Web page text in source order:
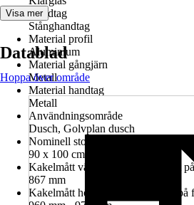
Handtag
Stånghandtag
Material profil
Aluminium
Material gångjärn
Metall
Material handtag
Metall
Användningsområde
Dusch, Golvplan dusch
Nominell storlek i cm
90 x 100 cm
Kakelmått vänster (glasrutans mitt
867 mm
Kakelmått höger (glasrutans mitt på
Visa mer
Datablad
Hoppa över område